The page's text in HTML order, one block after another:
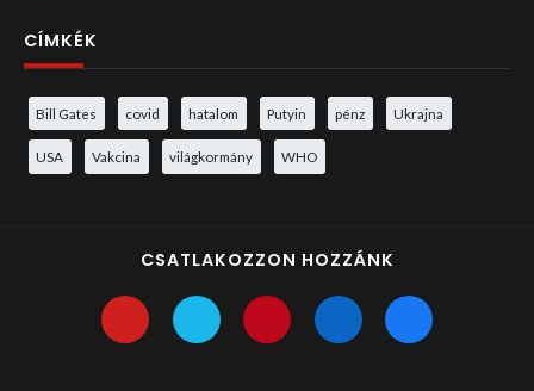
CÍMKÉK
Bill Gates covid hatalom Putyin pénz Ukrajna
USA Vakcina világkormány WHO
CSATLAKOZZON HOZZÁNK